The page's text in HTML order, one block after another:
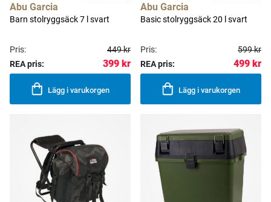
Abu Garcia
Barn stolryggsäck 7 l svart
Pris:
449 kr
REA pris:
399 kr
Lägg i varukorgen
Abu Garcia
Basic stolryggsäck 20 l svart
Pris:
599 kr
REA pris:
499 kr
Lägg i varukorgen